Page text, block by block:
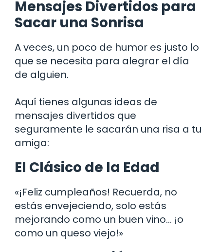
Mensajes Divertidos para
Sacar una Sonrisa
A veces, un poco de humor es justo lo
que se necesita para alegrar el día
de alguien.
Aquí tienes algunas ideas de
mensajes divertidos que
seguramente le sacarán una risa a tu
amiga:
El Clásico de la Edad
«¡Feliz cumpleaños! Recuerda, no
estás envejeciendo, solo estás
mejorando como un buen vino… ¡o
como un queso viejo!»